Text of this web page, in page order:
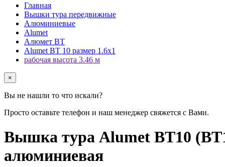
Главная
Вышки тура передвижные
Алюминиевые
Alumet
Алюмет ВТ
Alumet ВТ 10 размер 1.6x1
рабочая высота 3.46 м
×
Вы не нашли то что искали?
Просто оставьте телефон и наш менеджер свяжется с Вами.
Вышка тура Alumet ВТ10
алюминиевая